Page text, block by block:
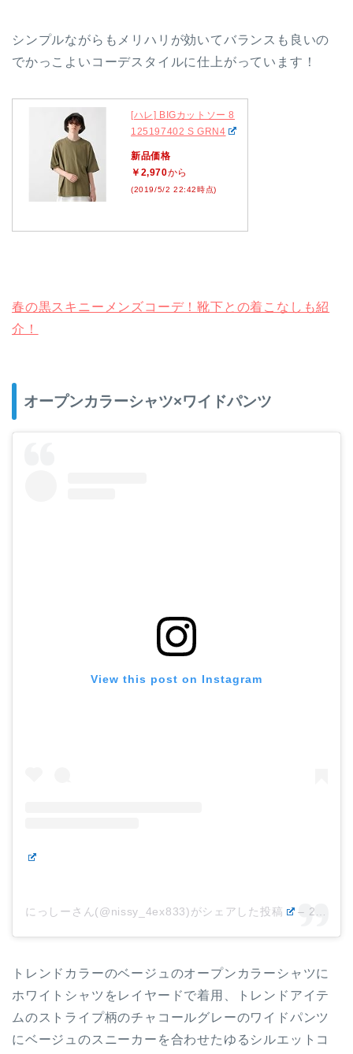
シンプルながらもメリハリが効いてバランスも良いの
でかっこよいコーデスタイルに仕上がっています！
[ハレ] BIGカットソー 8
125197402 S GRN4
新品価格
￥2,970から
(2019/5/2 22:42時点)
春の黒スキニーメンズコーデ！靴下との着こなしも紹
介！
オープンカラーシャツ×ワイドパンツ
View this post on Instagram
にっしーさん(@nissy_4ex833)がシェアした投稿 – 2018年 6月月18日午前5時12分PDT
トレンドカラーのベージュのオープンカラーシャツに
ホワイトシャツをレイヤードで着用、トレンドアイテ
ムのストライプ柄のチャコールグレーのワイドパンツ
にベージュのスニーカーを合わせたゆるシルエットコ